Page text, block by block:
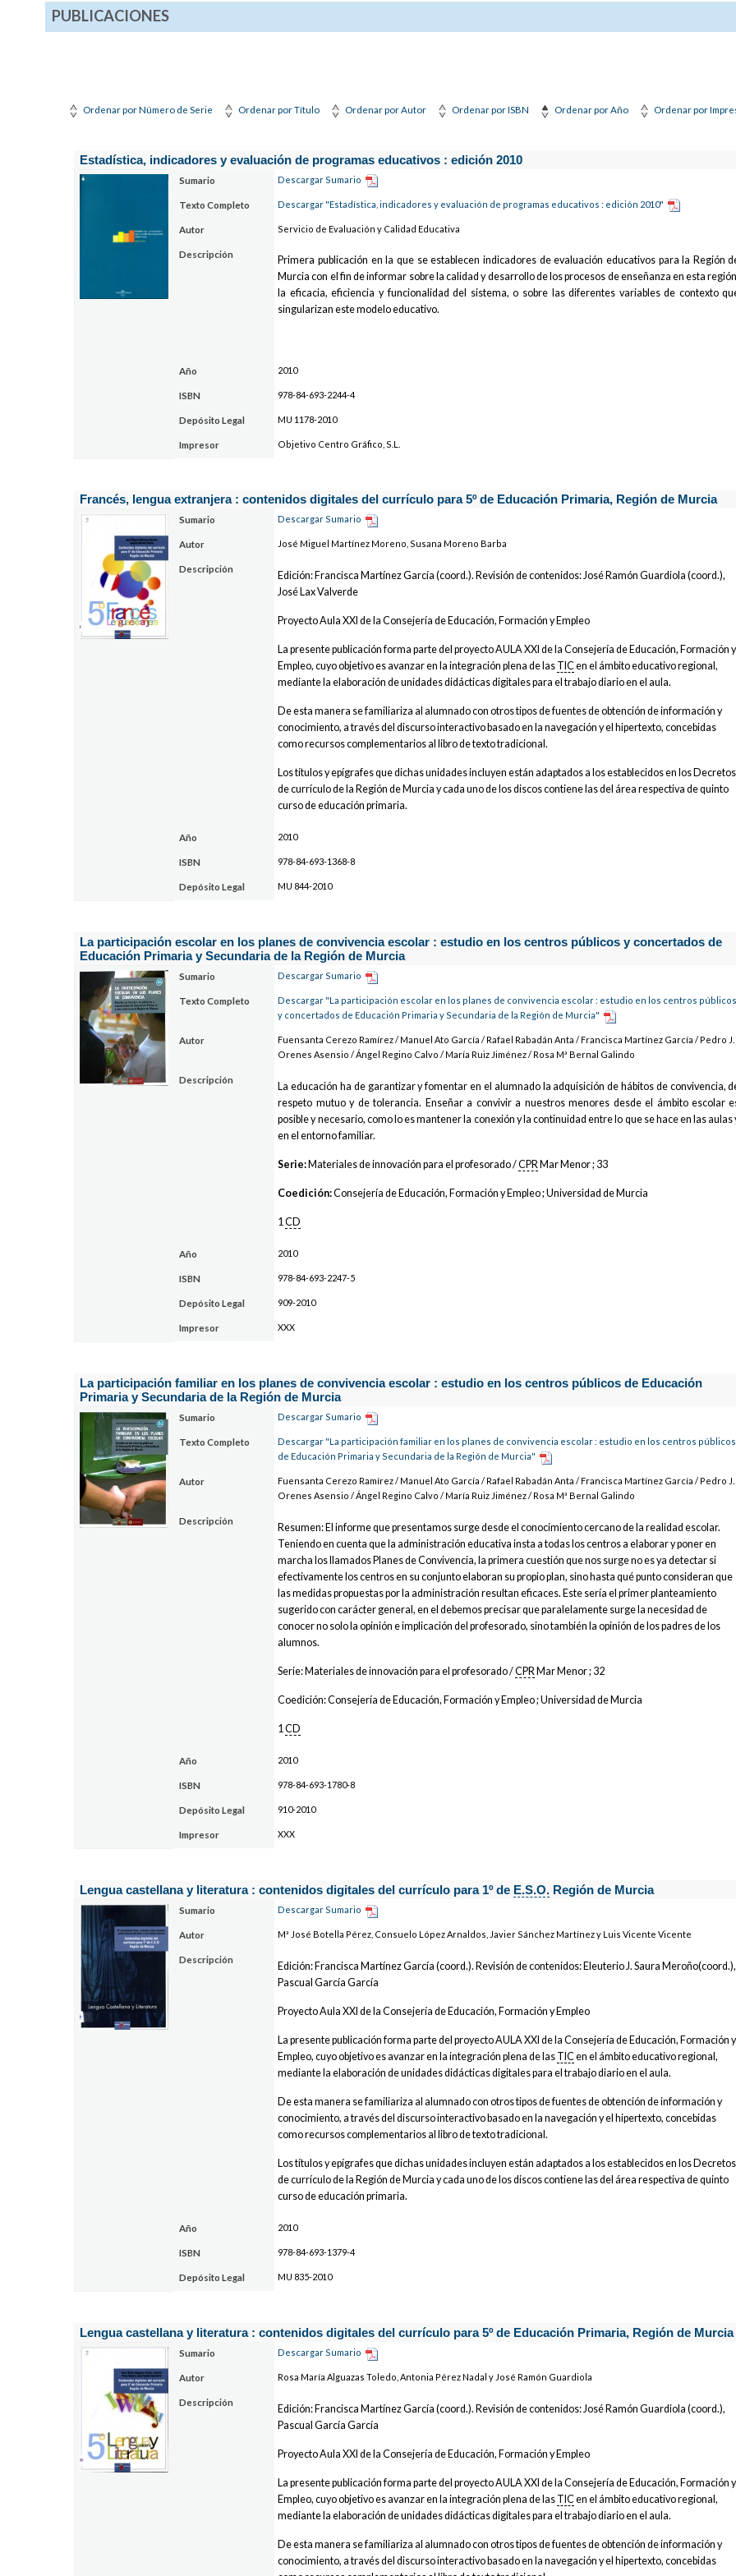
PUBLICACIONES
Ordenar por Número de Serie Ordenar por Título Ordenar por Autor Ordenar por ISBN Ordenar por Año Ordenar por
Estadística, indicadores y evaluación de programas educativos : edición 2010
Sumario Descargar Sumario
Texto Completo Descargar "Estadística, indicadores y evaluación de programas educativos : edición 2010"
Autor Servicio de Evaluación y Calidad Educativa
Descripción
Primera publicación en la que se establecen indicadores de evaluación educativos para la Región
Murcia con el fin de informar sobre la calidad y desarrollo de los procesos de enseñanza en esta
la eficacia, eficiencia y funcionalidad del sistema, o sobre las diferentes variables de contexto
singularizan este modelo educativo.
Año 2010
ISBN 978-84-693-2244-4
Depósito Legal MU 1178-2010
Impresor Objetivo Centro Gráfico, S.L.
Francés, lengua extranjera : contenidos digitales del currículo para 5º de Educación Primaria, Región de Murcia
Sumario Descargar Sumario
Autor José Miguel Martínez Moreno, Susana Moreno Barba
Descripción
Edición: Francisca Martínez García (coord.). Revisión de contenidos: José Ramón Guardiola (coord.),
José Lax Valverde
Proyecto Aula XXI de la Consejería de Educación, Formación y Empleo
La presente publicación forma parte del proyecto AULA XXI de la Consejería de Educación, Formación y
Empleo, cuyo objetivo es avanzar en la integración plena de las TIC en el ámbito educativo regional,
mediante la elaboración de unidades didácticas digitales para el trabajo diario en el aula.
De esta manera se familiariza al alumnado con otros tipos de fuentes de obtención de información y
conocimiento, a través del discurso interactivo basado en la navegación y el hipertexto, concebidas
como recursos complementarios al libro de texto tradicional.
Los títulos y epígrafes que dichas unidades incluyen están adaptados a los establecidos en los Decretos
de currículo de la Región de Murcia y cada uno de los discos contiene las del área respectiva de quinto
curso de educación primaria.
Año 2010
ISBN 978-84-693-1368-8
Depósito Legal MU 844-2010
La participación escolar en los planes de convivencia escolar : estudio en los centros públicos y concertados de
Educación Primaria y Secundaria de la Región de Murcia
Sumario Descargar Sumario
Texto Completo
Descargar "La participación escolar en los planes de convivencia escolar : estudio en los centros
y concertados de Educación Primaria y Secundaria de la Región de Murcia"
Autor
Fuensanta Cerezo Ramírez / Manuel Ato García / Rafael Rabadán Anta / Francisca Martínez García / Pedro J.
Orenes Asensio / Ángel Regino Calvo / María Ruiz Jiménez / Rosa Mª Bernal Galindo
Descripción
La educación ha de garantizar y fomentar en el alumnado la adquisición de hábitos de convivencia,
respeto mutuo y de tolerancia. Enseñar a convivir a nuestros menores desde el ámbito escolar
posible y necesario, como lo es mantener la conexión y la continuidad entre lo que se hace en las aulas
en el entorno familiar.
Serie: Materiales de innovación para el profesorado /CPR Mar Menor ; 33
Coedición:Consejería de Educación, Formación y Empleo ; Universidad de Murcia
1CD
Año 2010
ISBN 978-84-693-2247-5
Depósito Legal 909-2010
Impresor XXX
La participación familiar en los planes de convivencia escolar : estudio en los centros públicos de Educación
Primaria y Secundaria de la Región de Murcia
Sumario Descargar Sumario
Texto Completo
Descargar "La participación familiar en los planes de convivencia escolar : estudio en los centros públicos
de Educación Primaria y Secundaria de la Región de Murcia"
Autor
Fuensanta Cerezo Ramírez / Manuel Ato García / Rafael Rabadán Anta / Francisca Martínez García / Pedro J.
Orenes Asensio / Ángel Regino Calvo / María Ruiz Jiménez / Rosa Mª Bernal Galindo
Descripción
Resumen: El informe que presentamos surge desde el conocimiento cercano de la realidad escolar.
Teniendo en cuenta que la administración educativa insta a todas los centros a elaborar y poner en
marcha los llamados Planes de Convivencia, la primera cuestión que nos surge no es ya detectar si
efectivamente los centros en su conjunto elaboran su propio plan, sino hasta qué punto consideran que
las medidas propuestas por la administración resultan eficaces. Este sería el primer planteamiento
sugerido con carácter general, en el debemos precisar que paralelamente surge la necesidad de
conocer no solo la opinión e implicación del profesorado, sino también la opinión de los padres de los
alumnos.
Serie: Materiales de innovación para el profesorado /CPR Mar Menor ; 32
Coedición: Consejería de Educación, Formación y Empleo ; Universidad de Murcia
1CD
Año 2010
ISBN 978-84-693-1780-8
Depósito Legal 910-2010
Impresor XXX
Lengua castellana y literatura : contenidos digitales del currículo para 1º de E.S.O. Región de Murcia
Sumario Descargar Sumario
Autor Mª José Botella Pérez, Consuelo López Arnaldos, Javier Sánchez Martínez y Luis Vicente Vicente
Descripción
Edición: Francisca Martínez García (coord.). Revisión de contenidos: Eleuterio J. Saura Meroño(coord.),
Pascual García García
Proyecto Aula XXI de la Consejería de Educación, Formación y Empleo
La presente publicación forma parte del proyecto AULA XXI de la Consejería de Educación, Formación y
Empleo, cuyo objetivo es avanzar en la integración plena de las TIC en el ámbito educativo regional,
mediante la elaboración de unidades didácticas digitales para el trabajo diario en el aula.
De esta manera se familiariza al alumnado con otros tipos de fuentes de obtención de información y
conocimiento, a través del discurso interactivo basado en la navegación y el hipertexto, concebidas
como recursos complementarios al libro de texto tradicional.
Los títulos y epígrafes que dichas unidades incluyen están adaptados a los establecidos en los Decretos
de currículo de la Región de Murcia y cada uno de los discos contiene las del área respectiva de quinto
curso de educación primaria.
Año 2010
ISBN 978-84-693-1379-4
Depósito Legal MU 835-2010
Lengua castellana y literatura : contenidos digitales del currículo para 5º de Educación Primaria, Región de Murcia
Sumario Descargar Sumario
Autor Rosa María Alguazas Toledo, Antonia Pérez Nadal y José Ramón Guardiola
Descripción
Edición: Francisca Martínez García (coord.). Revisión de contenidos: José Ramón Guardiola (coord.),
Pascual García García
Proyecto Aula XXI de la Consejería de Educación, Formación y Empleo
La presente publicación forma parte del proyecto AULA XXI de la Consejería de Educación, Formación y
Empleo, cuyo objetivo es avanzar en la integración plena de las TIC en el ámbito educativo regional,
mediante la elaboración de unidades didácticas digitales para el trabajo diario en el aula.
De esta manera se familiariza al alumnado con otros tipos de fuentes de obtención de información y
conocimiento, a través del discurso interactivo basado en la navegación y el hipertexto, concebidas